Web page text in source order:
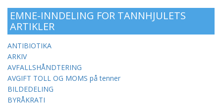
EMNE-INNDELING FOR TANNHJULETS
ARTIKLER
ANTIBIOTIKA
ARKIV
AVFALLSHÅNDTERING
AVGIFT TOLL OG MOMS på tenner
BILDEDELING
BYRÅKRATI